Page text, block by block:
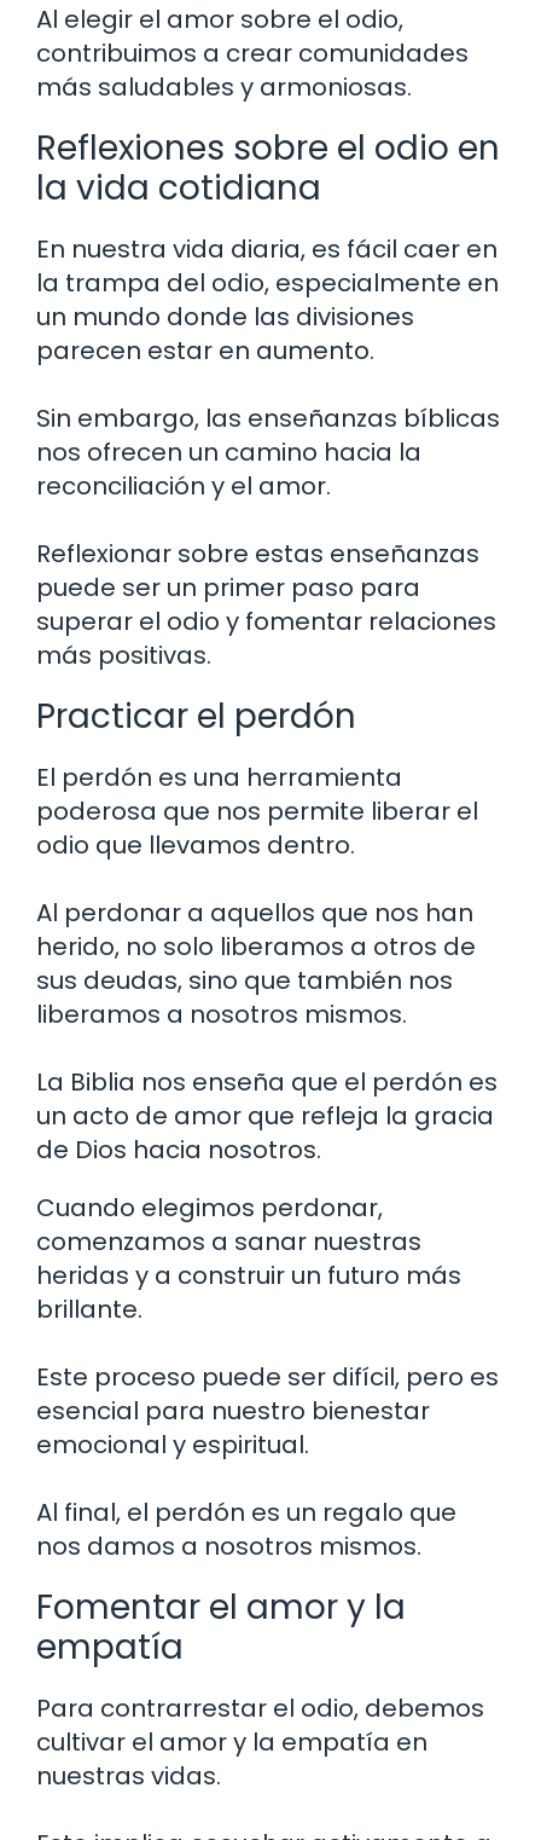
Al elegir el amor sobre el odio,
contribuimos a crear comunidades
más saludables y armoniosas.
Reflexiones sobre el odio en
la vida cotidiana
En nuestra vida diaria, es fácil caer en
la trampa del odio, especialmente en
un mundo donde las divisiones
parecen estar en aumento.
Sin embargo, las enseñanzas bíblicas
nos ofrecen un camino hacia la
reconciliación y el amor.
Reflexionar sobre estas enseñanzas
puede ser un primer paso para
superar el odio y fomentar relaciones
más positivas.
Practicar el perdón
El perdón es una herramienta
poderosa que nos permite liberar el
odio que llevamos dentro.
Al perdonar a aquellos que nos han
herido, no solo liberamos a otros de
sus deudas, sino que también nos
liberamos a nosotros mismos.
La Biblia nos enseña que el perdón es
un acto de amor que refleja la gracia
de Dios hacia nosotros.
Cuando elegimos perdonar,
comenzamos a sanar nuestras
heridas y a construir un futuro más
brillante.
Este proceso puede ser difícil, pero es
esencial para nuestro bienestar
emocional y espiritual.
Al final, el perdón es un regalo que
nos damos a nosotros mismos.
Fomentar el amor y la
empatía
Para contrarrestar el odio, debemos
cultivar el amor y la empatía en
nuestras vidas.